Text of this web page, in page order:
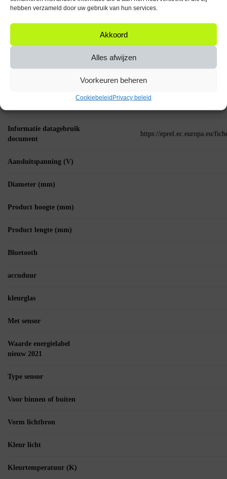
hebben verzameld door uw gebruik van hun services.
Akkoord
Alles afwijzen
Voorkeuren beheren
Cookiebeleid Privacy beleid
Materiaal
MPN (Manufacturer
Informatie datagebruik
document
https://eprel.ec.europa.eu/
Aansluitspanning (V)
Diameter (mm)
Product hoogte (mm)
Product lengte (mm)
Bluetooth
accuduur
kleurglas
Met sensor
Waarde energielabel
nieuw 2021
Type sensor
Voor binnen of buiten
Vorm lichtbron
Kleur licht
Kleurtemperatuur (K)